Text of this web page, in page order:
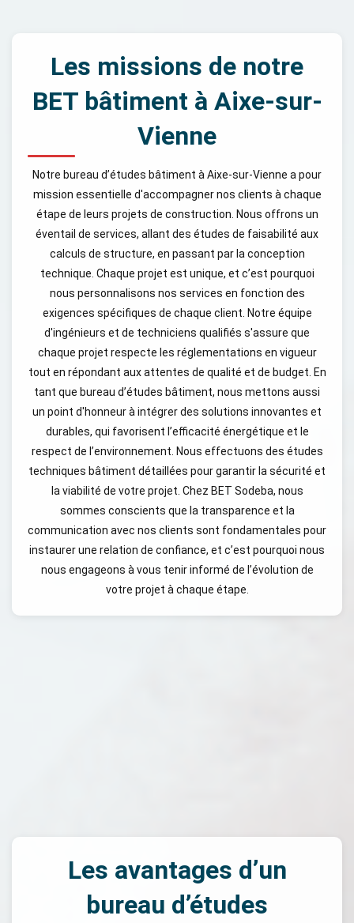
Les missions de notre
BET bâtiment à Aixe-sur-
Vienne
Notre bureau d’études bâtiment à Aixe-sur-Vienne a pour
mission essentielle d'accompagner nos clients à chaque
étape de leurs projets de construction. Nous offrons un
éventail de services, allant des études de faisabilité aux
calculs de structure, en passant par la conception
technique. Chaque projet est unique, et c’est pourquoi
nous personnalisons nos services en fonction des
exigences spécifiques de chaque client. Notre équipe
d'ingénieurs et de techniciens qualifiés s'assure que
chaque projet respecte les réglementations en vigueur
tout en répondant aux attentes de qualité et de budget. En
tant que bureau d’études bâtiment, nous mettons aussi
un point d'honneur à intégrer des solutions innovantes et
durables, qui favorisent l’efficacité énergétique et le
respect de l’environnement. Nous effectuons des études
techniques bâtiment détaillées pour garantir la sécurité et
la viabilité de votre projet. Chez BET Sodeba, nous
sommes conscients que la transparence et la
communication avec nos clients sont fondamentales pour
instaurer une relation de confiance, et c’est pourquoi nous
nous engageons à vous tenir informé de l’évolution de
votre projet à chaque étape.
Les avantages d’un
bureau d’études